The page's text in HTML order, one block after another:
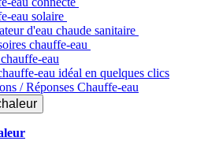
eau solaire
d'eau chaude sanitaire
chauffe-eau
eau
eau idéal en quelques clics
/ Réponses Chauffe-eau